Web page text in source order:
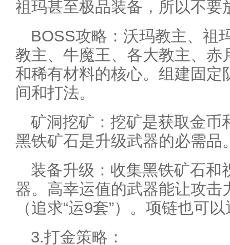
祖玛甚至极品装备，所以不要
BOSS攻略：沃玛教主、祖
教主、牛魔王、各大教主、赤
和稀有材料的核心。组建固定
间和打法。
矿洞挖矿：挖矿是获取金币
黑铁矿石是升级武器的必需品
装备升级：收集黑铁矿石和
器。高幸运值的武器能让攻击
（追求“运9套”）。项链也可
3.打金策略：